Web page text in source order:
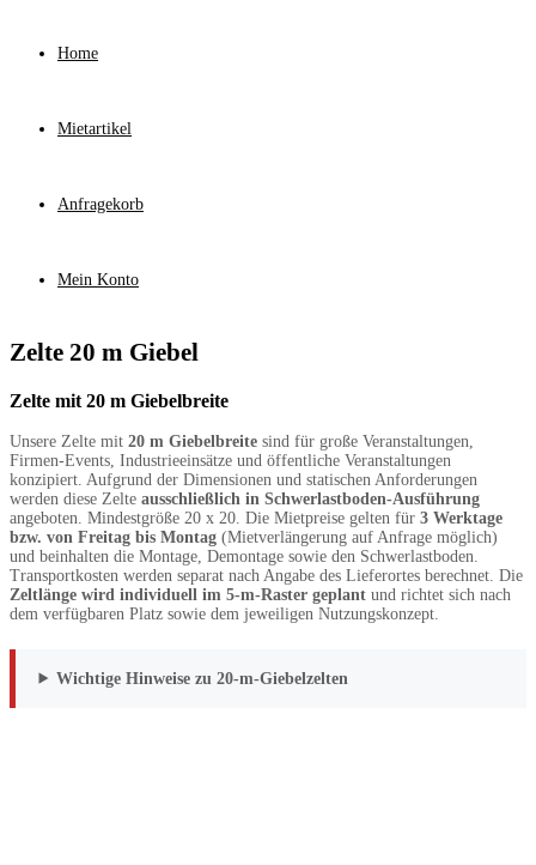
Home
Mietartikel
Anfragekorb
Mein Konto
Zelte 20 m Giebel
Zelte mit 20 m Giebelbreite
Unsere Zelte mit 20 m Giebelbreite sind für große Veranstaltungen,
Firmen-Events, Industrieeinsätze und öffentliche Veranstaltungen
konzipiert. Aufgrund der Dimensionen und statischen Anforderungen
werden diese Zelte ausschließlich in Schwerlastboden-Ausführung
angeboten. Mindestgröße 20 x 20. Die Mietpreise gelten für 3 Werktage
bzw. von Freitag bis Montag (Mietverlängerung auf Anfrage möglich)
und beinhalten die Montage, Demontage sowie den Schwerlastboden.
Transportkosten werden separat nach Angabe des Lieferortes berechnet. Die
Zeltlänge wird individuell im 5-m-Raster geplant und richtet sich nach
dem verfügbaren Platz sowie dem jeweiligen Nutzungskonzept.
Wichtige Hinweise zu 20-m-Giebelzelten